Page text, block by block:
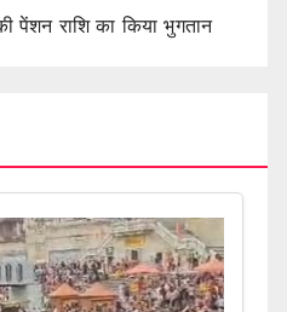
पेंशन राशि का किया भुगतान